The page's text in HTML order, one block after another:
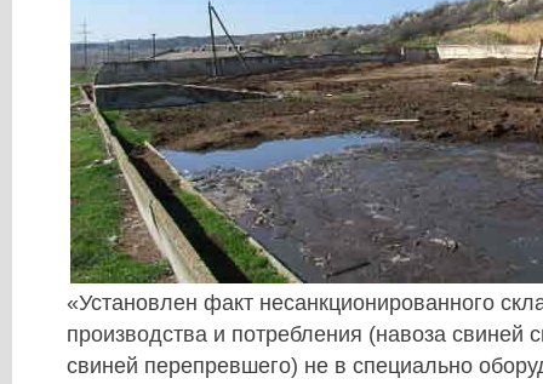
«Установлен факт несанкционированного
производства и потребления (навоза свиней
свиней перепревшего) не в специально